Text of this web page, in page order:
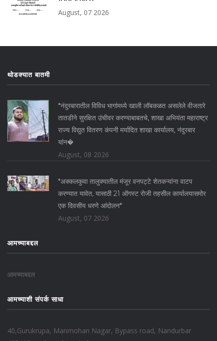
August, 07 2026
थोडक्यात बातमी
*नंदुरबारातील विविध भागांमध्ये खाली लॉबकळत असलेले वीजतारे
तातडीने सुरक्षित उंचीवर करण्याबाबतचे, शाखा अभियंता महाराष्ट्र
राज्य विद्युत वितरण कंपनी मर्यादित शाखा कार्यालय, नंदुरबार
यांन�
August, 08 2026
*अक्कलकुवा तालुक्यातील मंजूर वनपट्टे शेतकऱ्यांना वाटप
करण्यात यावेत, यासाठी 21 ऑगस्ट रोजी तहसील कार्यालयासमोर
एक दिवसीय धरणे आंदोलन*
August, 07 2026
आमच्याबद्दल
आमच्याबद्दल
आमच्याशी संपर्क साधा
40,Gurukrupa, Manmohan Nagar, Bypass road, Nandurbar